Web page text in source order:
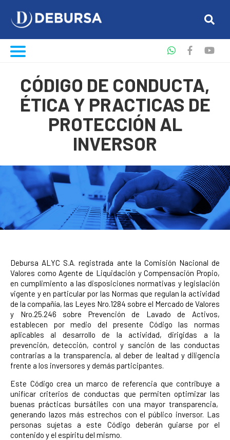
CÓDIGO DE CONDUCTA,
ÉTICA Y PRACTICAS DE
PROTECCIÓN AL
INVERSOR
Debursa ALYC S.A. registrada ante la Comisión Nacional de
Valores como Agente de Liquidación y Compensación Propio,
en cumplimiento a las disposiciones normativas y legislación
vigente y en particular por las Normas que regulan la actividad
de la compañía, las Leyes Nro.1284 sobre el Mercado de Valores
y Nro.25.246 sobre Prevención de Lavado de Activos,
establecen por medio del presente Código las normas
aplicables al desarrollo de la actividad, dirigidas a la
prevención, detección, control y sanción de las conductas
contrarias a la transparencia, al deber de lealtad y diligencia
frente a los inversores y demás participantes.
Este Código crea un marco de referencia que contribuye a
unificar criterios de conductas que permiten optimizar las
buenas prácticas bursátiles con una mayor transparencia,
generando lazos más estrechos con el público inversor. Las
personas sujetas a este Código deberán guiarse por el
contenido y el espíritu del mismo.